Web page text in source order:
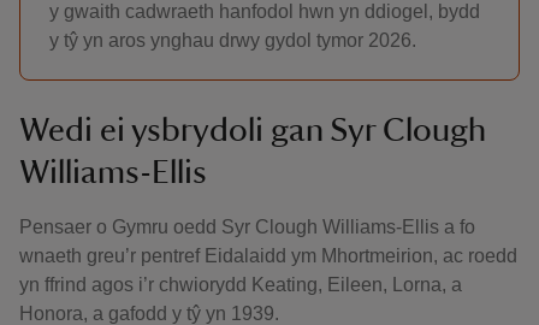
y gwaith cadwraeth hanfodol hwn yn ddiogel, bydd
y tŷ yn aros ynghau drwy gydol tymor 2026.
Wedi ei ysbrydoli gan Syr Clough
Williams-Ellis
Pensaer o Gymru oedd Syr Clough Williams-Ellis a fo
wnaeth greu’r pentref Eidalaidd ym Mhortmeirion, ac roedd
yn ffrind agos i’r chwiorydd Keating, Eileen, Lorna, a
Honora, a gafodd y tŷ yn 1939.